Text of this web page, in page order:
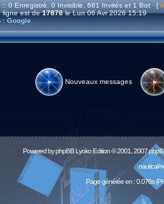
:: 0 Enregistré, 0 Invisible, 681 Invités et 1 Bot [
ligne est de17878le Lun 06 Avr 2026 15:19
: Google
Nouveaux messages
Powered byphpBBLyoko Edition © 2001, 2007
Page générée en : 0.076s